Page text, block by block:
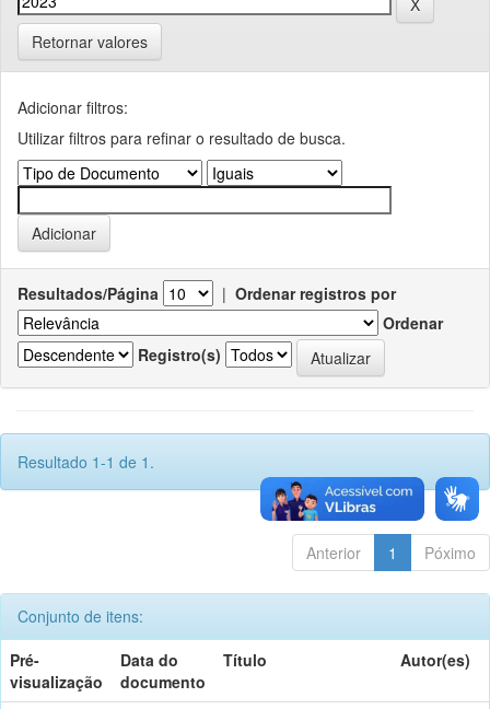
Retornar valores
Adicionar filtros:
Utilizar filtros para refinar o resultado de busca.
Resultados/Página | Ordenar registros por
Ordenar
Registro(s)
Resultado 1-1 de 1.
Anterior 1 Póximo
Conjunto de itens:
Pré-
visualização
Data do
documento
Título Autor(es)